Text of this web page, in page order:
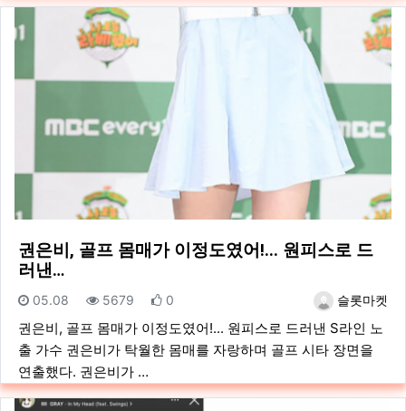
권은비, 골프 몸매가 이정도였어!... 원피스로 드
러낸…
등록자슬롯마켓
등록일
05.08 조회
5679 추천
0
권은비, 골프 몸매가 이정도였어!... 원피스로 드러낸 S라인 노
출 가수 권은비가 탁월한 몸매를 자랑하며 골프 시타 장면을
연출했다. 권은비가 …